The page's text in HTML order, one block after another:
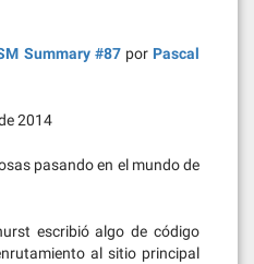
Summary #87por Pascal
2014
pasando en el mundo de
escribió algo de código
al sitio principal